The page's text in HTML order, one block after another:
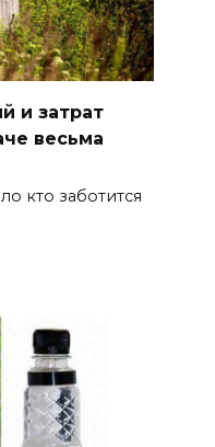
и затрат
весьма
кто заботится